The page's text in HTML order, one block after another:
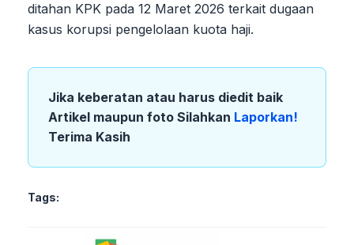
ditahan KPK pada 12 Maret 2026 terkait dugaan
kasus korupsi pengelolaan kuota haji.
Jika keberatan atau harus diedit baik
Artikel maupun foto Silahkan Laporkan!
Terima Kasih
Tags: